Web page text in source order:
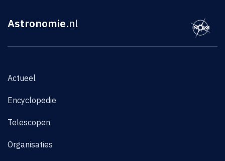
Astronomie.nl
Actueel
Encyclopedie
Telescopen
Organisaties